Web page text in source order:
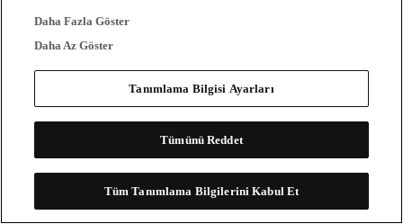
Daha Fazla Göster
Daha Az Göster
Tanımlama Bilgisi Ayarları
Tümünü Reddet
Tüm Tanımlama Bilgilerini Kabul Et